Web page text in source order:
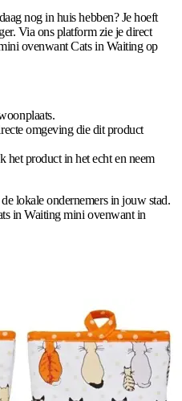
nog in huis hebben? Je hoeft
Via ons platform zie je direct
ovenwant Cats in Waiting op
omgeving die dit product
product in het echt en neem
lokale ondernemers in jouw stad.
in Waiting mini ovenwant in